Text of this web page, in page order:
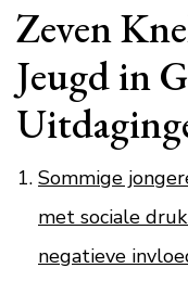
Zeven
Jeugd in
Sommige
met sociale
negatieve